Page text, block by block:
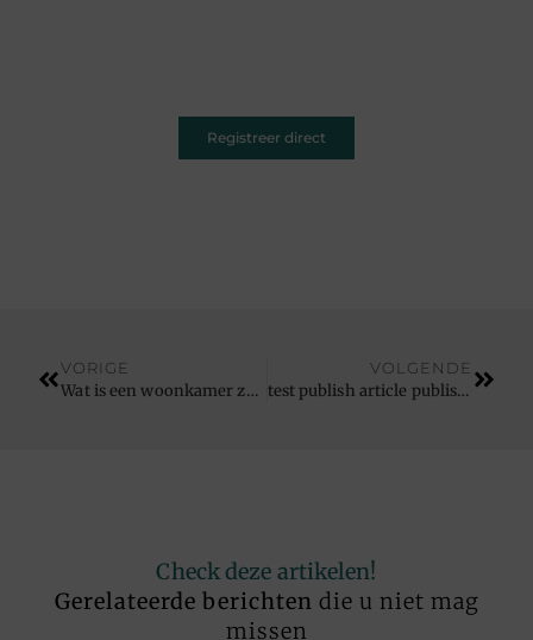
Registreer direct
VORIGE
Wat is een woonkamer zonder deze meubels?
VOLGENDE
test publish article publish on 2024-04-07 01:21:11am
Check deze artikelen!
Gerelateerde berichten die u niet mag
missen